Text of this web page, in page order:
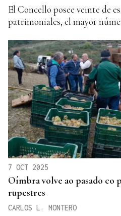
El Concello posee veinte de
patrimoniales, el mayor
7 OCT 2025
Oímbra volve ao pasado co
rupestres
CARLOS L. MONTERO